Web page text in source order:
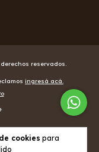
cookies para
derechos reservados.
ingresá acá.